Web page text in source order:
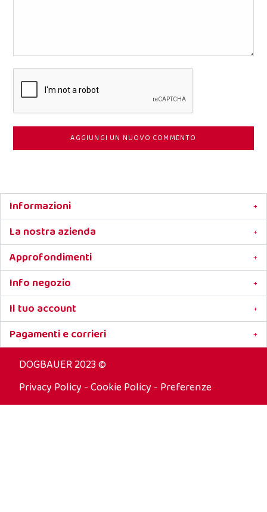
AGGIUNGI UN NUOVO COMMENTO
Informazioni
La nostra azienda
Approfondimenti
Info negozio
Il tuo account
Pagamenti e corrieri
DOGBAUER 2023 ©
Privacy Policy -Cookie Policy - Preferenze